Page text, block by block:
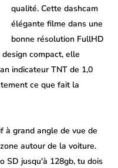
qualité. Cette dashcam
élégante filme dans une
bonne résolution FullHD
compact, elle
indicateur TNT de 1,0
ce que fait la
à grand angle de vue de
autour de la voiture.
SD jusqu'à 128gb, tu dois